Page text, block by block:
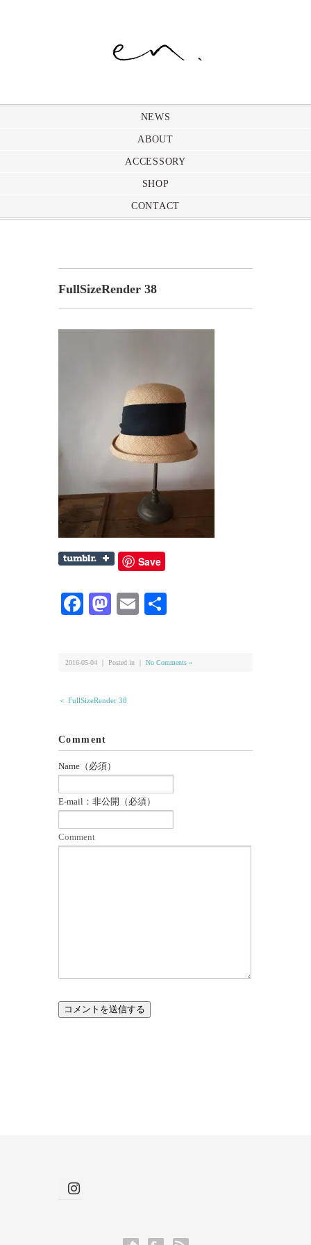
NEWS
ABOUT
ACCESSORY
SHOP
CONTACT
FullSizeRender 38
Save
Facebook
Mastodon
Email
2016-05-04 ｜ Posted in ｜ No Comments »
＜ FullSizeRender 38
Comment
Name（必須）
E-mail：非公開（必須）
Comment